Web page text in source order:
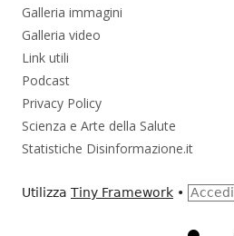
Galleria immagini
Galleria video
Link utili
Podcast
Privacy Policy
Scienza e Arte della Salute
Statistiche Disinformazione.it
Utilizza Tiny Framework • Accedi
Home